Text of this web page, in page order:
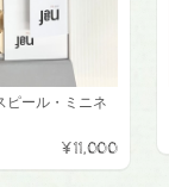
ピール・ミニネ
¥11,000